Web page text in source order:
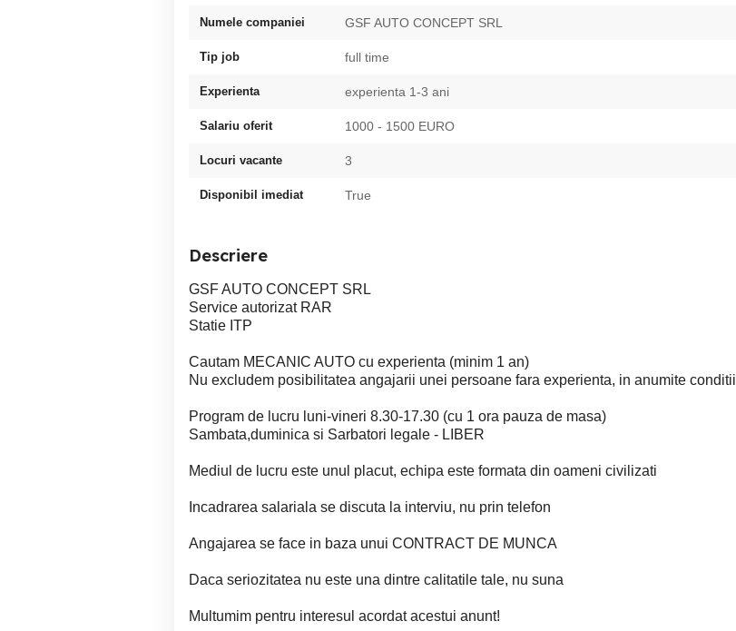
Numele companiei GSF AUTO CONCEPT SRL
Tip job full time
Experienta experienta 1-3 ani
Salariu oferit 1000 - 1500 EURO
Locuri vacante 3
Disponibil imediat True
Descriere
GSF AUTO CONCEPT SRL
Service autorizat RAR
Statie ITP
Cautam MECANIC AUTO cu experienta (minim 1 an)
Nu excludem posibilitatea angajarii unei persoane fara experienta, in anumite conditii
Program de lucru luni-vineri 8.30-17.30 (cu 1 ora pauza de masa)
Sambata,duminica si Sarbatori legale - LIBER
Mediul de lucru este unul placut, echipa este formata din oameni civilizati
Incadrarea salariala se discuta la interviu, nu prin telefon
Angajarea se face in baza unui CONTRACT DE MUNCA
Daca seriozitatea nu este una dintre calitatile tale, nu suna
Multumim pentru interesul acordat acestui anunt!